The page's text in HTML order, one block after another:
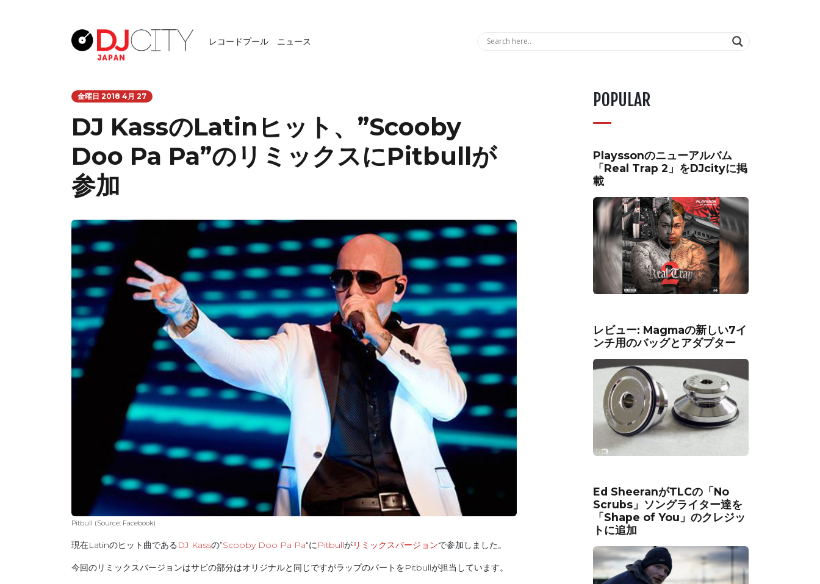
レコードプール ニュース
金曜日 2018 4月 27
DJ KassのLatinヒット、”Scooby
Doo Pa Pa”のリミックスにPitbullが
参加
Pitbull (Source: Facebook)
現在Latinのヒット曲である DJ Kassの”Scooby Doo Pa Pa“にPitbullがリミックスバージョンで参加しました。
今回のリミックスバージョンはサビの部分はオリジナルと同じですがラップのパートをPitbullが担当しています。
POPULAR
Playssonのニューアルバム
「Real Trap 2」をDJcityに掲
載
レビュー: Magmaの新しい7イ
ンチ用のバッグとアダプター
Ed SheeranがTLCの「No
Scrubs」ソングライター達を
「Shape of You」のクレジッ
トに追加